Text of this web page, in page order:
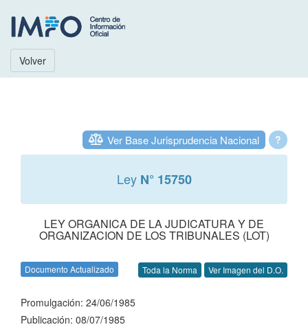
Volver
?
Ver Base Jurisprudencia Nacional
Ley N° 15750
LEY ORGANICA DE LA JUDICATURA Y DE
ORGANIZACION DE LOS TRIBUNALES (LOT)
Documento Actualizado Toda la Norma Ver Imagen del D.O.
Promulgación: 24/06/1985
Publicación: 08/07/1985